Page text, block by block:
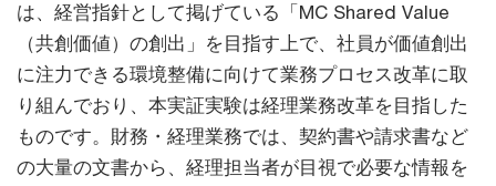
は、経営指針として掲げている「MC Shared Value
（共創価値）の創出」を目指す上で、社員が価値創出
に注力できる環境整備に向けて業務プロセス改革に取
り組んでおり、本実証実験は経理業務改革を目指した
ものです。財務・経理業務では、契約書や請求書など
の大量の文書から、経理担当者が目視で必要な情報を